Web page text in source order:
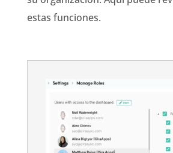
estas funciones.